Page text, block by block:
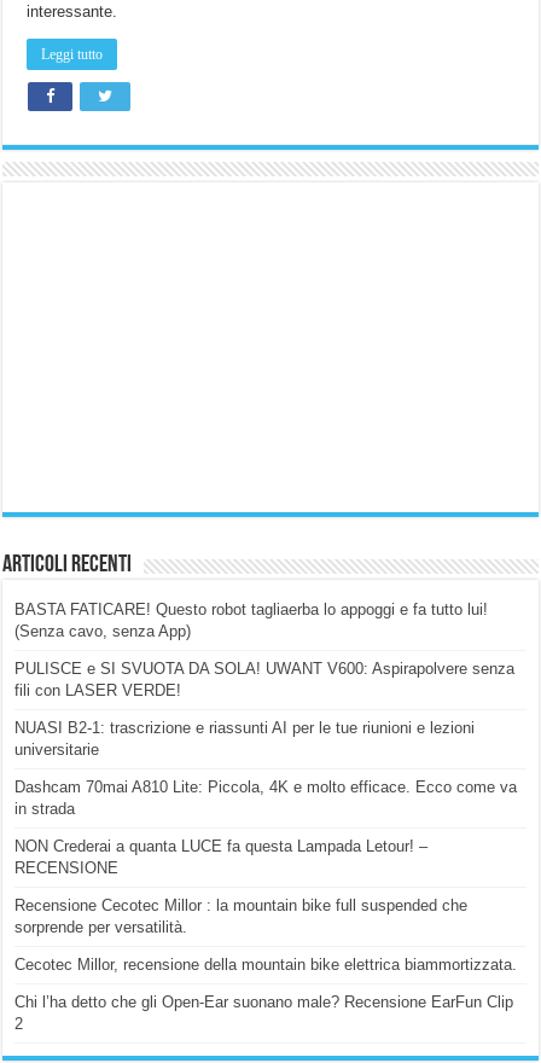
interessante.
Leggi tutto
Articoli Recenti
BASTA FATICARE! Questo robot tagliaerba lo appoggi e fa tutto lui!
(Senza cavo, senza App)
PULISCE e SI SVUOTA DA SOLA! UWANT V600: Aspirapolvere senza
fili con LASER VERDE!
NUASI B2-1: trascrizione e riassunti AI per le tue riunioni e lezioni
universitarie
Dashcam 70mai A810 Lite: Piccola, 4K e molto efficace. Ecco come va
in strada
NON Crederai a quanta LUCE fa questa Lampada Letour! –
RECENSIONE
Recensione Cecotec Millor : la mountain bike full suspended che
sorprende per versatilità.
Cecotec Millor, recensione della mountain bike elettrica biammortizzata.
Chi l’ha detto che gli Open-Ear suonano male? Recensione EarFun Clip
2